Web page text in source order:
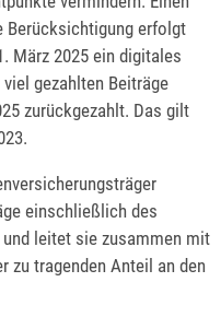
Berücksichtigung erfolgt
März 2025 ein digitales
gezahlten Beiträge
zurückgezahlt. Das gilt
einschließlich des
leitet sie zusammen mit
zu tragenden Anteil an den